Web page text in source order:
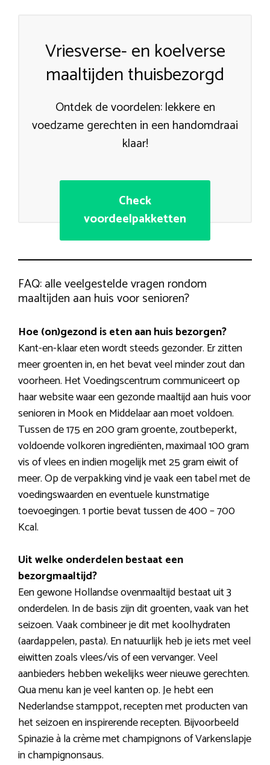
Vriesverse- en koelverse
maaltijden thuisbezorgd
Ontdek de voordelen: lekkere en
voedzame gerechten in een handomdraai
klaar!
Check
voordeelpakketten
FAQ: alle veelgestelde vragen rondom
maaltijden aan huis voor senioren?
Hoe (on)gezond is eten aan huis bezorgen?
Kant-en-klaar eten wordt steeds gezonder. Er zitten
meer groenten in, en het bevat veel minder zout dan
voorheen. Het Voedingscentrum communiceert op
haar website waar een gezonde maaltijd aan huis voor
senioren in Mook en Middelaar aan moet voldoen.
Tussen de 175 en 200 gram groente, zoutbeperkt,
voldoende volkoren ingrediënten, maximaal 100 gram
vis of vlees en indien mogelijk met 25 gram eiwit of
meer. Op de verpakking vind je vaak een tabel met de
voedingswaarden en eventuele kunstmatige
toevoegingen. 1 portie bevat tussen de 400 – 700
Kcal.
Uit welke onderdelen bestaat een
bezorgmaaltijd?
Een gewone Hollandse ovenmaaltijd bestaat uit 3
onderdelen. In de basis zijn dit groenten, vaak van het
seizoen. Vaak combineer je dit met koolhydraten
(aardappelen, pasta). En natuurlijk heb je iets met veel
eiwitten zoals vlees/vis of een vervanger. Veel
aanbieders hebben wekelijks weer nieuwe gerechten.
Qua menu kan je veel kanten op. Je hebt een
Nederlandse stamppot, recepten met producten van
het seizoen en inspirerende recepten. Bijvoorbeeld
Spinazie à la crème met champignons of Varkenslapje
in champignonsaus.